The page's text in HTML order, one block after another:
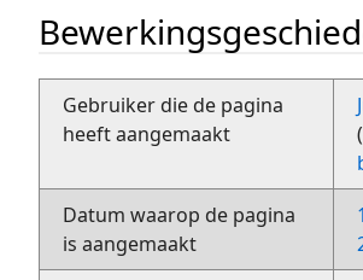
Gebruiker die de pagina
heeft aangemaakt
(
Datum waarop de pagina
is aangemaakt